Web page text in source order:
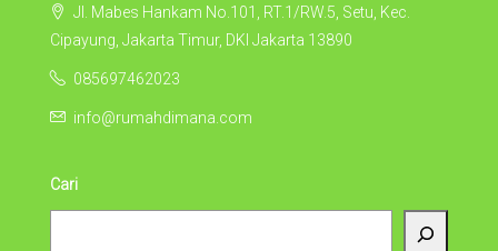
Jl. Mabes Hankam No.101, RT.1/RW.5, Setu, Kec.
Cipayung, Jakarta Timur, DKI Jakarta 13890
085697462023
info@rumahdimana.com
Cari